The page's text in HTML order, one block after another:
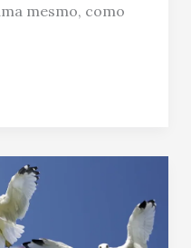
mesmo, como